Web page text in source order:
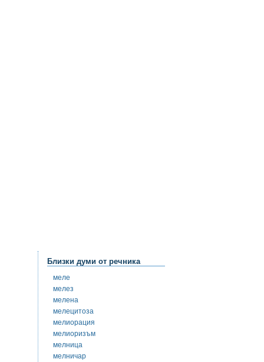
Близки думи от речника
меле
мелез
мелена
мелецитоза
мелиорация
мелиоризъм
мелница
мелничар